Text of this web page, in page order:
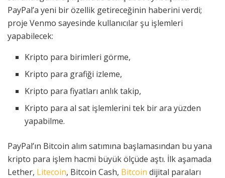
PayPal’a yeni bir özellik getireceğinin haberini verdi;
proje Venmo sayesinde kullanıcılar şu işlemleri
yapabilecek:
Kripto para birimleri görme,
Kripto para grafiği izleme,
Kripto para fiyatları anlık takip,
Kripto para al sat işlemlerini tek bir ara yüzden
yapabilme.
PayPal’ın Bitcoin alım satımına başlamasından bu yana
kripto para işlem hacmi büyük ölçüde aştı. İlk aşamada
Lether, Litecoin, Bitcoin Cash, Bitcoin dijital paraları